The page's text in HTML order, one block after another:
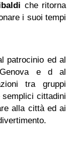
che ritorna
i suoi tempi
patrocinio ed al
e d al
tra gruppi
cittadini
alla città ed ai